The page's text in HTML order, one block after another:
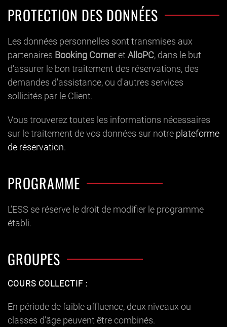
PROTECTION DES DONNÉES
Les données personnelles sont transmises aux
partenaires Booking Corneret AlloPC, dans le but
d'assurer le bon traitement des réservations, des
demandes d'assistance, ou d'autres services
sollicités par le Client.
Vous trouverez toutes les informations nécessaires
sur le traitement de vos données sur notre plateforme
de réservation.
PROGRAMME
L’ESS se réserve le droit de modifier le programme
établi.
GROUPES
COURS COLLECTIF :
En période de faible affluence, deux niveaux ou
classes d'âge peuvent être combinés.